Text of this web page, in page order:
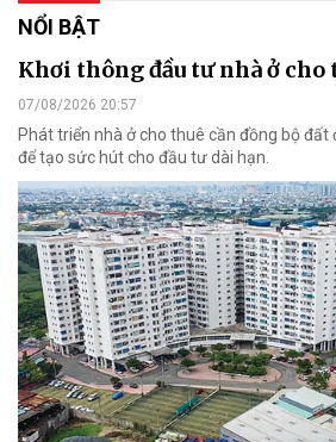
NỔI BẬT
Khơi thông đầu tư nhà ở cho
07/08/2026 20:57
Phát triển nhà ở cho thuê cần đồng bộ đất
để tạo sức hút cho đầu tư dài hạn.